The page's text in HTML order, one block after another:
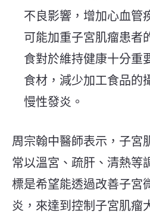
不良影響，增加心血管
可能加重子宮肌瘤患者
食對於維持健康十分重
食材，減少加工食品的
慢性發炎。
周宗翰中醫師表示，子宮
常以溫宮、疏肝、清熱等
標是希望能透過改善子宮
炎，來達到控制子宮肌瘤